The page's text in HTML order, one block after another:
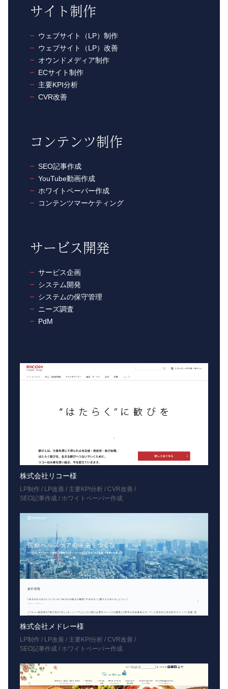
サイト制作
ウェブサイト（LP）制作
ウェブサイト（LP）改善
オウンドメディア制作
ECサイト制作
主要KPI分析
CVR改善
コンテンツ制作
SEO記事作成
YouTube動画作成
ホワイトペーパー作成
コンテンツマーケティング
サービス開発
サービス企画
システム開発
システムの保守管理
ニーズ調査
PdM
株式会社リコー様
LP制作 / LP改善 / 主要KPI分析 / CVR改善 /
SEO記事作成 / ホワイトペーパー作成
株式会社メドレー様
LP制作 / LP改善 / 主要KPI分析 / CVR改善 /
SEO記事作成 / ホワイトペーパー作成